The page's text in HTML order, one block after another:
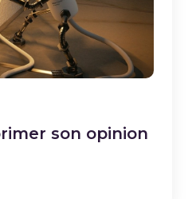
son opinion